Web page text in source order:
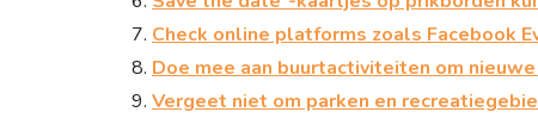
Check online platforms zoals Facebook
Doe mee aan buurtactiviteiten om
Vergeet niet om parken en